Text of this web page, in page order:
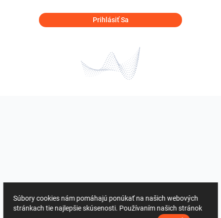
Prihlásiť Sa
Súbory cookies nám pomáhajú ponúkať na našich webových
stránkach tie najlepšie skúsenosti. Používaním našich stránok